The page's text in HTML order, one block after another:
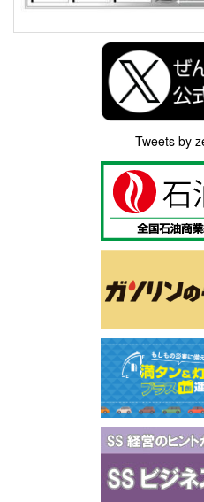
Tweets by